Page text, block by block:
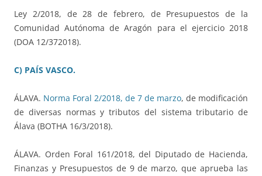
Ley 2/2018, de 28 de febrero, de Presupuestos de la
Comunidad Autónoma de Aragón para el ejercicio 2018
(DOA 12/372018).
C) PAÍS VASCO.
ÁLAVA. Norma Foral 2/2018, de 7 de marzo, de modificación
de diversas normas y tributos del sistema tributario de
Álava (BOTHA 16/3/2018).
ÁLAVA. Orden Foral 161/2018, del Diputado de Hacienda,
Finanzas y Presupuestos de 9 de marzo, que aprueba las